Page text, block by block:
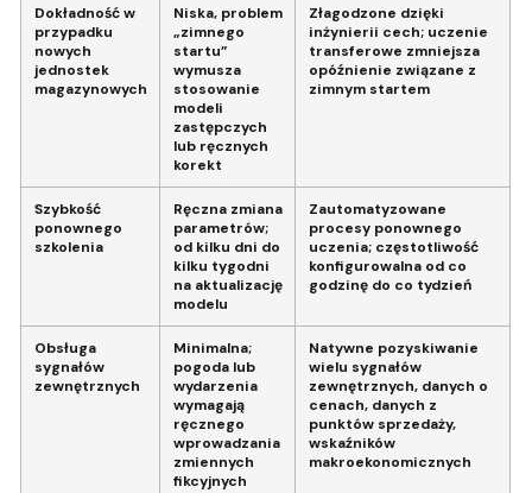
Dokładność w
przypadku
nowych
jednostek
magazynowych
Niska, problem
„zimnego
startu”
wymusza
stosowanie
modeli
zastępczych
lub ręcznych
korekt
Złagodzone dzięki
inżynierii cech; uczenie
transferowe zmniejsza
opóźnienie związane z
zimnym startem
Szybkość
ponownego
szkolenia
Ręczna zmiana
parametrów;
od kilku dni do
kilku tygodni
na aktualizację
modelu
Zautomatyzowane
procesy ponownego
uczenia; częstotliwość
konfigurowalna od co
godzinę do co tydzień
Obsługa
sygnałów
zewnętrznych
Minimalna;
pogoda lub
wydarzenia
wymagają
ręcznego
wprowadzania
zmiennych
fikcyjnych
Natywne pozyskiwanie
wielu sygnałów
zewnętrznych, danych o
cenach, danych z
punktów sprzedaży,
wskaźników
makroekonomicznych